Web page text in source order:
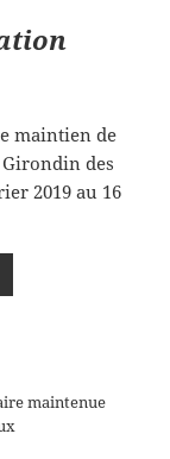
maintien de
des
2019 au 16
maintenue